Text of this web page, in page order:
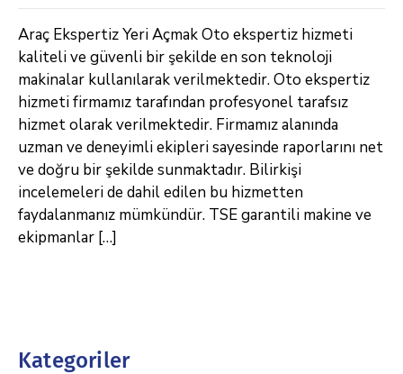
Araç Ekspertiz Yeri Açmak Oto ekspertiz hizmeti
kaliteli ve güvenli bir şekilde en son teknoloji
makinalar kullanılarak verilmektedir. Oto ekspertiz
hizmeti firmamız tarafından profesyonel tarafsız
hizmet olarak verilmektedir. Firmamız alanında
uzman ve deneyimli ekipleri sayesinde raporlarını net
ve doğru bir şekilde sunmaktadır. Bilirkişi
incelemeleri de dahil edilen bu hizmetten
faydalanmanız mümkündür. TSE garantili makine ve
ekipmanlar […]
Kategoriler